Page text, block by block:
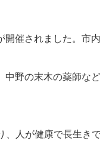
開催されました。市
中野の末木の薬師な
、人が健康で長生き